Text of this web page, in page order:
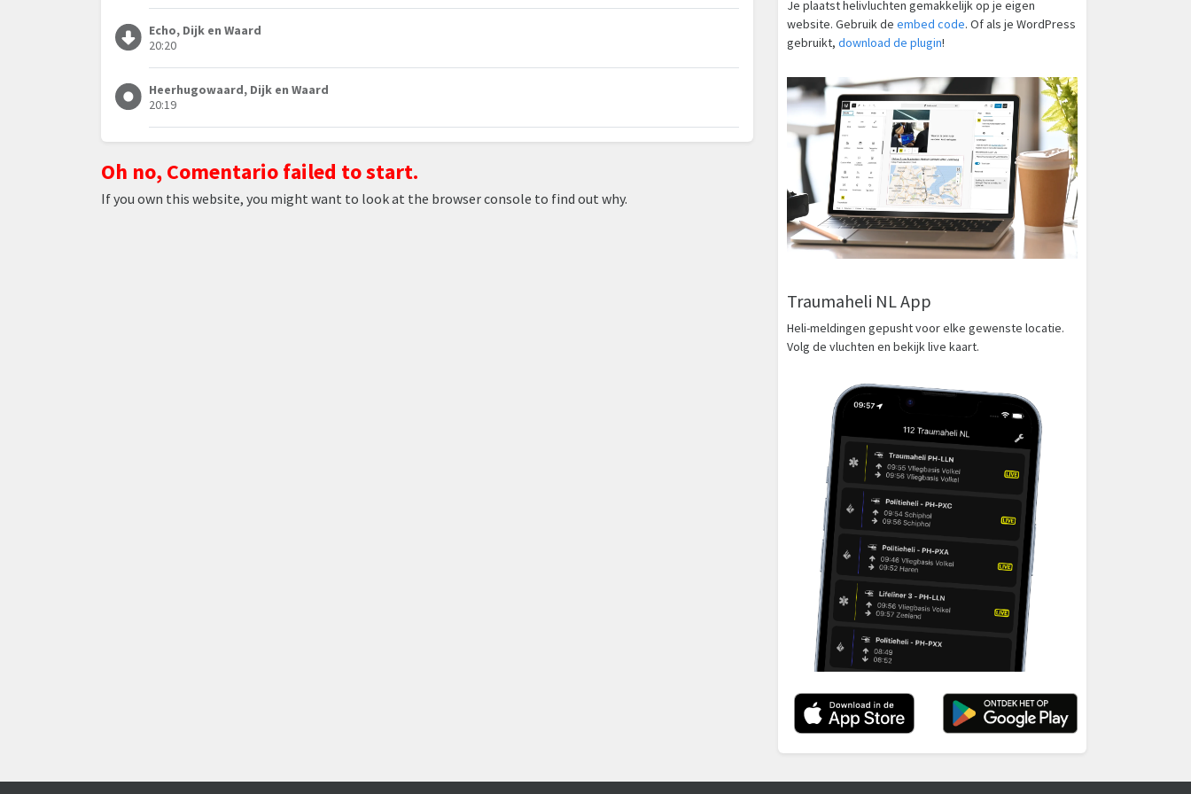
Echo, Dijk en Waard
20:20
Heerhugowaard, Dijk en Waard
20:19
Oh no, Comentario failed to start.
If you own this website, you might want to look at the browser console to find out why.
Je plaatst helivluchten gemakkelijk op je eigen
website. Gebruik de embed code. Of als je WordPress
gebruikt, download de plugin!
Traumaheli NL App
Heli-meldingen gepusht voor elke gewenste locatie.
Volg de vluchten en bekijk live kaart.